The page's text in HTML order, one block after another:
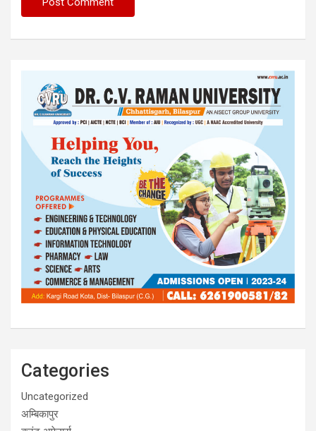
Categories
Uncategorized
अम्बिकापुर